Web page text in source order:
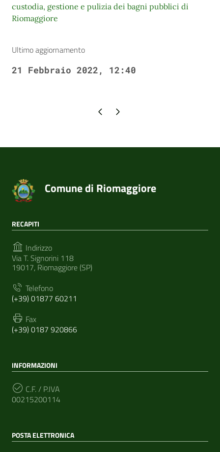
custodia, gestione e pulizia dei bagni pubblici di
Riomaggiore
Ultimo aggiornamento
21 Febbraio 2022, 12:40
Pagina precedente
Pagina successiva
Comune di Riomaggiore
RECAPITI
Indirizzo
Via T. Signorini 118
19017, Riomaggiore (SP)
Telefono
(+39) 01877 60211
Fax
(+39) 0187 920866
INFORMAZIONI
C.F. / P.IVA
00215200114
POSTA ELETTRONICA